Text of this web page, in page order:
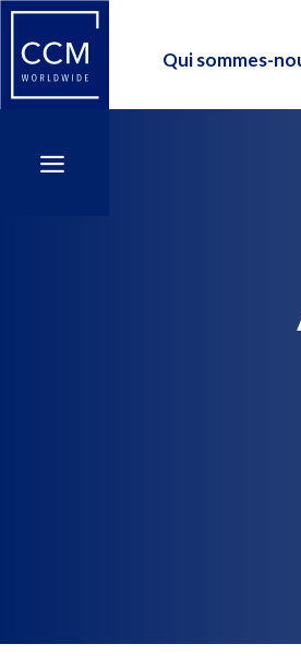
Qui sommes-
a
Qui sommes-
a